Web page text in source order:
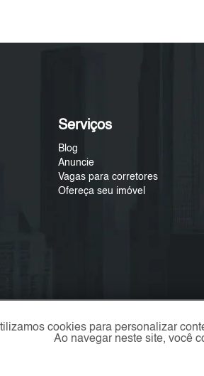
Serviços
Blog
Anuncie
Vagas para corretores
Ofereça seu imóvel
cookies para personalizar
Ao navegar neste site, você